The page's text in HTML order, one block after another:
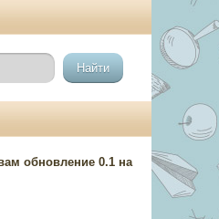
обновление 0.1 на